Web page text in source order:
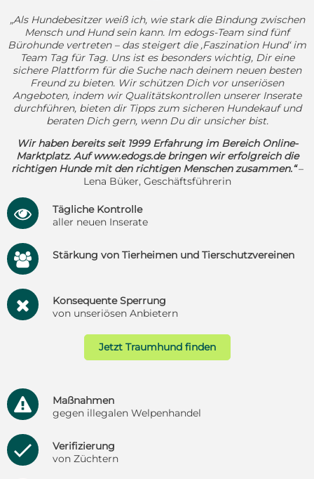
„Als Hundebesitzer weiß ich, wie stark die Bindung zwischen
Mensch und Hund sein kann. Im edogs-Team sind fünf
Bürohunde vertreten – das steigert die ‚Faszination Hund‘ im
Team Tag für Tag. Uns ist es besonders wichtig, Dir eine
sichere Plattform für die Suche nach deinem neuen besten
Freund zu bieten. Wir schützen Dich vor unseriösen
Angeboten, indem wir Qualitätskontrollen unserer Inserate
durchführen, bieten dir Tipps zum sicheren Hundekauf und
beraten Dich gern, wenn Du dir unsicher bist.
Wir haben bereits seit 1999 Erfahrung im Bereich Online-
Marktplatz. Auf www.edogs.de bringen wir erfolgreich die
richtigen Hunde mit den richtigen Menschen zusammen.“–
Lena Büker, Geschäftsführerin

Tägliche Kontrolle
aller neuen Inserate
 Stärkung von Tierheimen und Tierschutzvereinen
H
Konsequente Sperrung
von unseriösen Anbietern
Jetzt Traumhund finden
r
Maßnahmen
gegen illegalen Welpenhandel

Verifizierung
von Züchtern